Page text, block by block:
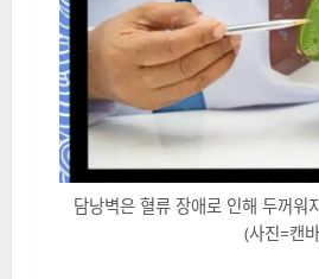
담낭벽은 혈류 장애로 인해 두꺼워
(사진=캔